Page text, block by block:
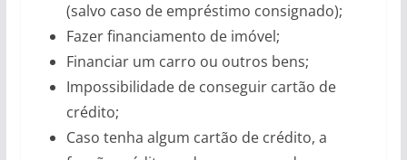
(salvo caso de empréstimo consignado);
Fazer financiamento de imóvel;
Financiar um carro ou outros bens;
Impossibilidade de conseguir cartão de
crédito;
Caso tenha algum cartão de crédito, a